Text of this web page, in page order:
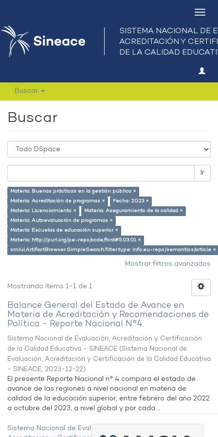
Buscar
Buscar
Ir
Materia: Buenas prácticas en la gestión pública ×
Materia: Acreditación de programas ×
Fecha: 2023 ×
Materia: Licenciamiento ×
Materia: Aseguramiento de la calidad ×
Materia: Autoevaluación de programas ×
Materia: Escuelas de educación superior ×
Materia: http://purl.org/pe-repo/ocde/ford#5.03.01 ×
xmlui.ArtifactBrowser.SimpleSearch.filter.type: info:eu-repo/semantics/article ×
Mostrar filtros avanzados
Mostrando ítems 1-1 de 1
Balance General del Estado de Avance en
Materia de Acreditación y Recomendaciones de
Política - Reporte Nacional N°4.
Sistema Nacional de Evaluación, Acreditación y Certificación
de la Calidad Educativa - SINEACE (Sistema Nacional de
Evaluación, Acreditación y Certificación de la Calidad Educativa
- SINEACE, 2023-12-22)
El presente Reporte Nacional n° 4 compara el estado de
avance de las regiones a nivel nacional en materia de
calidad de la educación superior, entre febrero del año 2022
a octubre del 2023, a nivel global y por cada ...
Sistema Nacional de Evaluación,